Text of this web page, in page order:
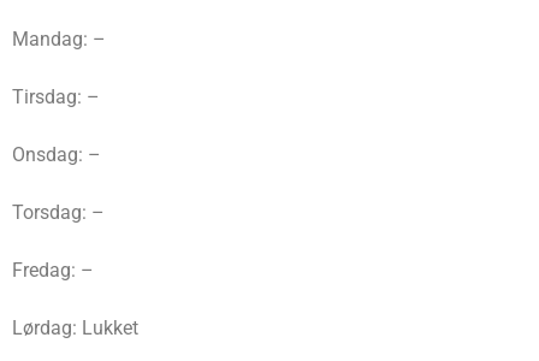
Mandag: –
Tirsdag: –
Onsdag: –
Torsdag: –
Fredag: –
Lørdag: Lukket